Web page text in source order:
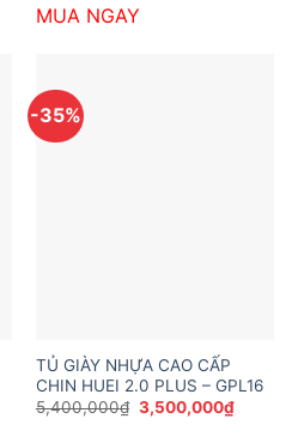
5,800,000₫.
MUA NGAY
-35%
TỦ GIÀY NHỰA CAO CẤP
CHIN HUEI 2.0 PLUS – GPL16
5,400,000₫ Giá
gốc
3,500,000₫Giá
hiện